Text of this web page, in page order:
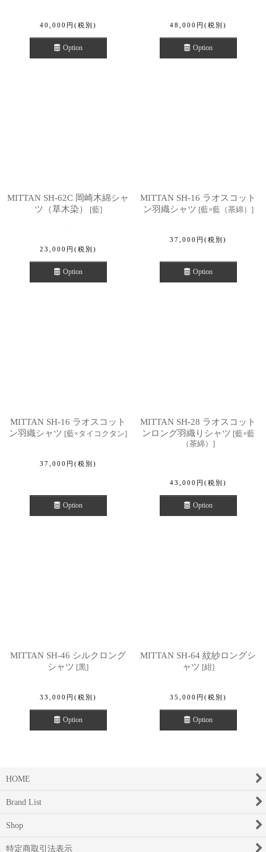
40,000 円 (税別)
Option
48,000 円 (税別)
Option
MITTAN SH-62C 岡崎木綿シャ
ツ（草木染）
[藍]
23,000 円 (税別)
Option
MITTAN SH-16 ラオスコット
ン羽織シャツ [藍×藍（茶綿） ]
37,000 円 (税別)
Option
MITTAN SH-16 ラオスコット
ン羽織シャツ [藍×タイコクタン]
37,000 円 (税別)
Option
MITTAN SH-28 ラオスコット
ンロング羽織りシャツ [藍×藍
（茶綿） ]
43,000 円 (税別)
Option
MITTAN SH-46 シルクロング
シャツ [黒]
33,000 円 (税別)
Option
MITTAN SH-64 紋紗ロングシ
ャツ [紺]
35,000 円 (税別)
Option
HOME
Brand List
Shop
特定商取引法表示